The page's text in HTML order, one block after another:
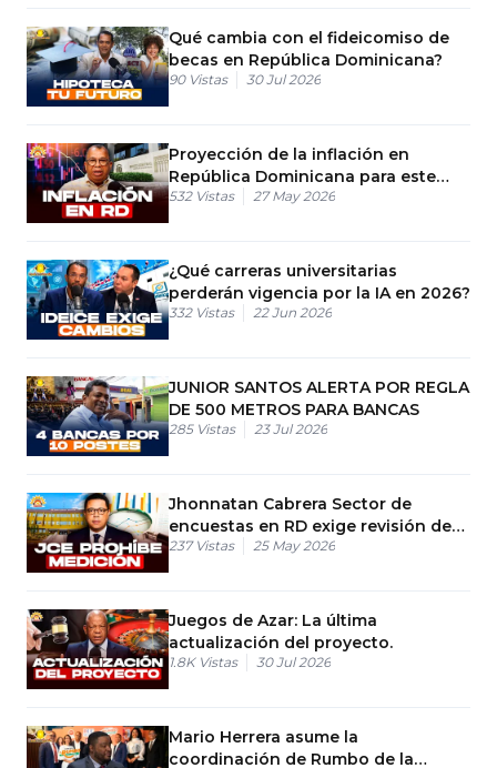
Qué cambia con el fideicomiso de
becas en República Dominicana?
90 Vistas 30 Jul 2026
Proyección de la inflación en
República Dominicana para este
año
532 Vistas 27 May 2026
¿Qué carreras universitarias
perderán vigencia por la IA en 2026?
332 Vistas 22 Jun 2026
JUNIOR SANTOS ALERTA POR REGLA
DE 500 METROS PARA BANCAS
285 Vistas 23 Jul 2026
Jhonnatan Cabrera Sector de
encuestas en RD exige revisión de
medida de la Junta Central
237 Vistas 25 May 2026
Juegos de Azar: La última
actualización del proyecto.
1.8K Vistas 30 Jul 2026
Mario Herrera asume la
coordinación de Rumbo de la